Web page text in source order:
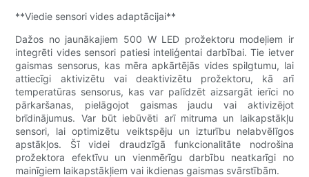
**Viedie sensori vides adaptācijai**
Dažos no jaunākajiem 500 W LED prožektoru modeļiem ir
integrēti vides sensori patiesi inteliģentai darbībai. Tie ietver
gaismas sensorus, kas mēra apkārtējās vides spilgtumu, lai
attiecīgi aktivizētu vai deaktivizētu prožektoru, kā arī
temperatūras sensorus, kas var palīdzēt aizsargāt ierīci no
pārkaršanas, pielāgojot gaismas jaudu vai aktivizējot
brīdinājumus. Var būt iebūvēti arī mitruma un laikapstākļu
sensori, lai optimizētu veiktspēju un izturību nelabvēlīgos
apstākļos. Šī videi draudzīgā funkcionalitāte nodrošina
prožektora efektīvu un vienmērīgu darbību neatkarīgi no
mainīgiem laikapstākļiem vai ikdienas gaismas svārstībām.